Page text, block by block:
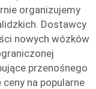
organizujemy
Dostawcy
nowych wózków
przenośnego
na popularne